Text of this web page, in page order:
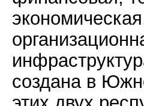
создана в